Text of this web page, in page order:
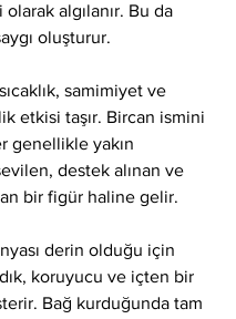
algılanır. Bu da
oluşturur.
samimiyet ve
etkisi taşır. Bircan ismini
genellikle yakın
destek alınan ve
bir figür haline gelir.
derin olduğu için
koruyucu ve içten bir
Bağ kurduğunda tam